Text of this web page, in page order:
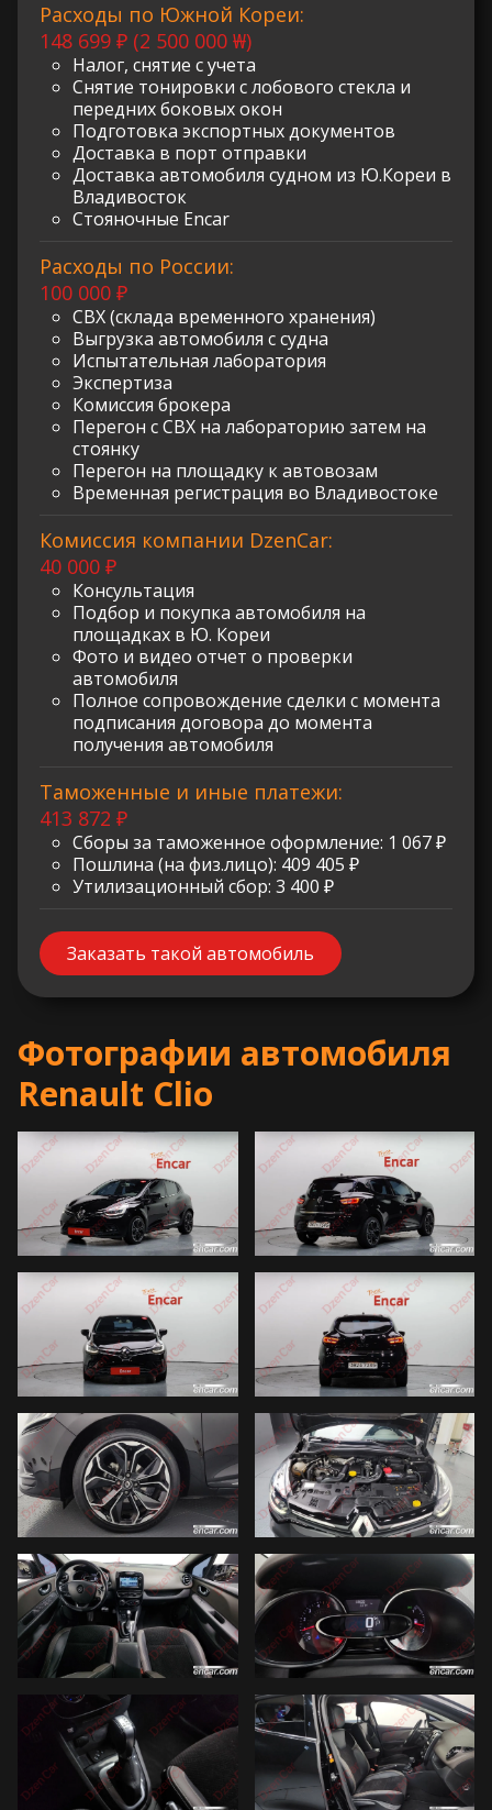
Расходы по Южной Кореи:
148 699 ₽ (2 500 000 ₩)
Налог, снятие с учета
Снятие тонировки с лобового стекла и
передних боковых окон
Подготовка экспортных документов
Доставка в порт отправки
Доставка автомобиля судном из Ю.Кореи в
Владивосток
Стояночные Encar
Расходы по России:
100 000 ₽
СВХ (склада временного хранения)
Выгрузка автомобиля с судна
Испытательная лаборатория
Экспертиза
Комиссия брокера
Перегон с СВХ на лабораторию затем на
стоянку
Перегон на площадку к автовозам
Временная регистрация во Владивостоке
Комиссия компании DzenCar:
40 000 ₽
Консультация
Подбор и покупка автомобиля на
площадках в Ю. Кореи
Фото и видео отчет о проверки
автомобиля
Полное сопровождение сделки с момента
подписания договора до момента
получения автомобиля
Таможенные и иные платежи:
413 872 ₽
Сборы за таможенное оформление: 1 067 ₽
Пошлина (на физ.лицо): 409 405 ₽
Утилизационный сбор: 3 400 ₽
Заказать такой автомобиль
Фотографии автомобиля
Renault Clio